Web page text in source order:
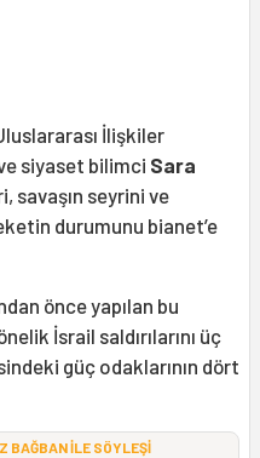
İlişkiler
siyaset bilimci Sara
savaşın seyrini ve
durumunu bianet’e
önce yapılan bu
İsrail saldırılarını üç
güç odaklarının dört
BAĞBAN İLE SÖYLEŞİ